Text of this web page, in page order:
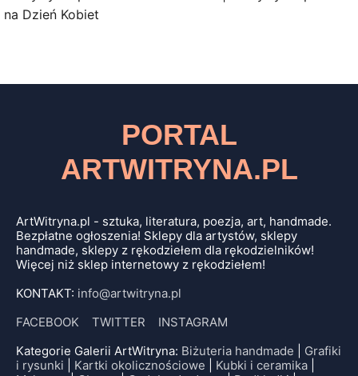
na Dzień Kobiet
PORTAL
ARTWITRYNA.PL
ArtWitryna.pl - sztuka, literatura, poezja, art, handmade.
Bezpłatne ogłoszenia! Sklepy dla artystów, sklepy
handmade, sklepy z rękodziełem dla rękodzielników!
Więcej niż sklep internetowy z rękodziełem!
KONTAKT: info@artwitryna.pl
FACEBOOK
TWITTER
INSTAGRAM
Kategorie Galerii ArtWitryna: Biżuteria handmade
Grafiki
i rysunki
Kartki okolicznościowe Kubki i ceramika